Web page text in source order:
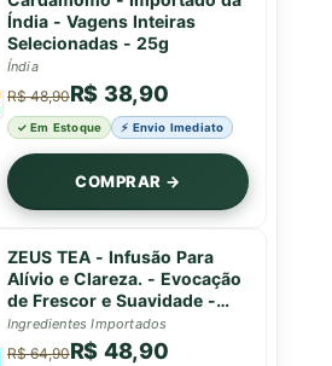
Índia - Vagens Inteiras
Selecionadas - 25g
Índia
R$ 48,90R$ 38,90
✓ Em Estoque ⚡ Envio Imediato
COMPRAR →
ZEUS TEA - Infusão Para
Alívio e Clareza. - Evocação
de Frescor e Suavidade -
Lata Premium - 50g
Ingredientes Importados
R$ 64,90R$ 48,90